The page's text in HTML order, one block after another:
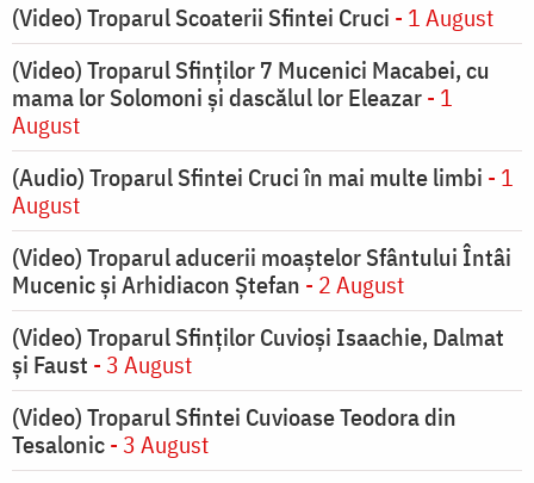
(Video) Troparul Scoaterii Sfintei Cruci - 1 August
(Video) Troparul Sfinților 7 Mucenici Macabei, cu
mama lor Solomoni și dascălul lor Eleazar- 1
August
(Audio) Troparul Sfintei Cruci în mai multe limbi - 1
August
(Video) Troparul aducerii moaștelor Sfântului Întâi
Mucenic și Arhidiacon Ștefan - 2 August
(Video) Troparul Sfinților Cuvioși Isaachie, Dalmat
și Faust - 3 August
(Video) Troparul Sfintei Cuvioase Teodora din
Tesalonic- 3 August